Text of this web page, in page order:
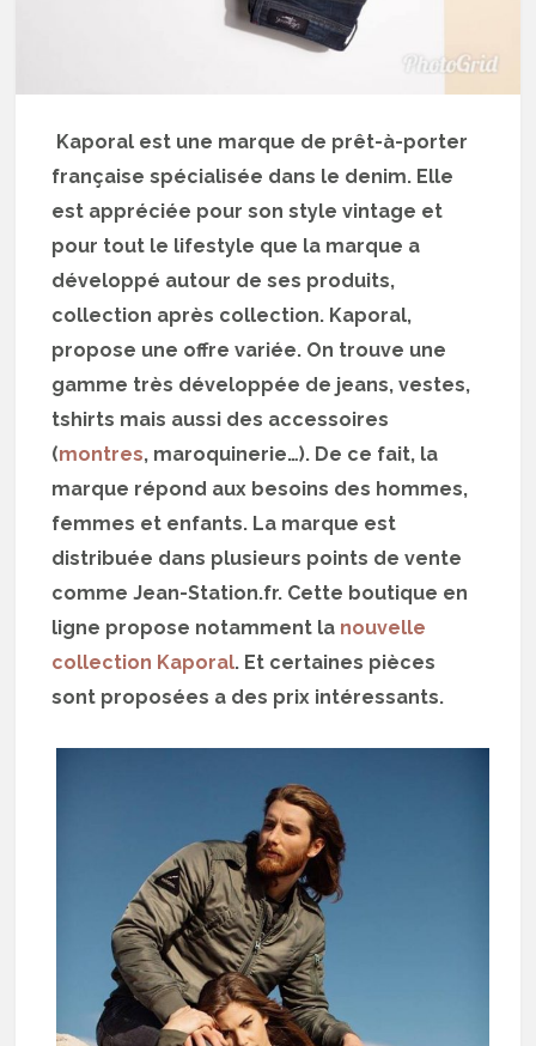
Kaporal est une marque de prêt-à-porter
française spécialisée dans le denim. Elle
est appréciée pour son style vintage et
pour tout le lifestyle que la marque a
développé autour de ses produits,
collection après collection. Kaporal,
propose une offre variée. On trouve une
gamme très développée de jeans, vestes,
tshirts mais aussi des accessoires
(montres, maroquinerie…). De ce fait, la
marque répond aux besoins des hommes,
femmes et enfants. La marque est
distribuée dans plusieurs points de vente
comme Jean-Station.fr. Cette boutique en
ligne propose notamment la nouvelle
collection Kaporal. Et certaines pièces
sont proposées a des prix intéressants.